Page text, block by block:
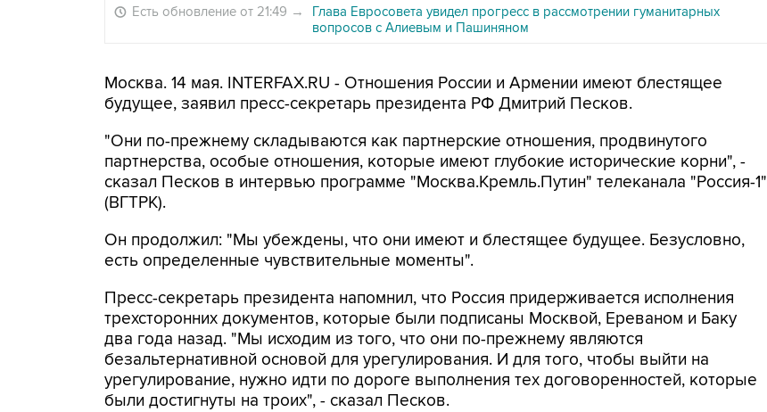
Есть обновление от 21:49 →
Глава Евросовета увидел прогресс в рассмотрении гуманитарных
вопросов с Алиевым и Пашиняном
Москва. 14 мая. INTERFAX.RU - Отношения России и Армении имеют блестящее
будущее, заявил пресс-секретарь президента РФ Дмитрий Песков.
"Они по-прежнему складываются как партнерские отношения, продвинутого
партнерства, особые отношения, которые имеют глубокие исторические корни", -
сказал Песков в интервью программе "Москва.Кремль.Путин" телеканала "Россия-1"
(ВГТРК).
Он продолжил: "Мы убеждены, что они имеют и блестящее будущее. Безусловно,
есть определенные чувствительные моменты".
Пресс-секретарь президента напомнил, что Россия придерживается исполнения
трехсторонних документов, которые были подписаны Москвой, Ереваном и Баку
два года назад. "Мы исходим из того, что они по-прежнему являются
безальтернативной основой для урегулирования. И для того, чтобы выйти на
урегулирование, нужно идти по дороге выполнения тех договоренностей, которые
были достигнуты на троих", - сказал Песков.